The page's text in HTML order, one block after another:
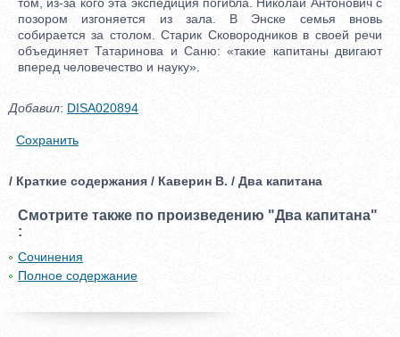
позором изгоняется из зала. В Энске семья вновь
собирается за столом. Старик Сковородников в своей речи
объединяет Татаринова и Саню: «такие капитаны двигают
вперед человечество и науку».
Добавил: DISA020894
Сохранить
/ Краткие содержания / Каверин В. / Два капитана
Смотрите также по произведению "Два капитана"
:
Сочинения
Полное содержание